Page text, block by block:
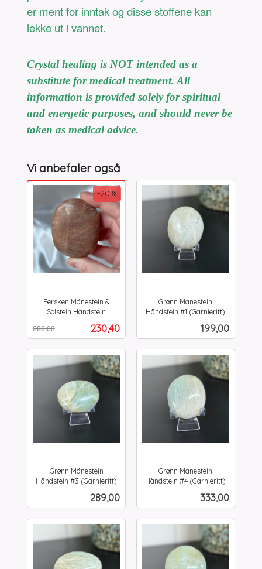
er ment for inntak og disse stoffene kan
lekke ut i vannet.
Crystal healing is NOT intended as a
substitute for medical treatment. All
information is provided solely for spiritual
and energetic purposes, and should never be
taken as medical advice.
Vi anbefaler også
Fersken Månestein &
Solstein Håndstein
Tilbud
230,40
288,00
-20%
mva.
Grønn Månestein
Håndstein #1 (Garnieritt)
Pris
199,00
Grønn Månestein
Håndstein #3 (Garnieritt)
Pris
289,00
Grønn Månestein
Håndstein #4 (Garnieritt)
Pris
333,00